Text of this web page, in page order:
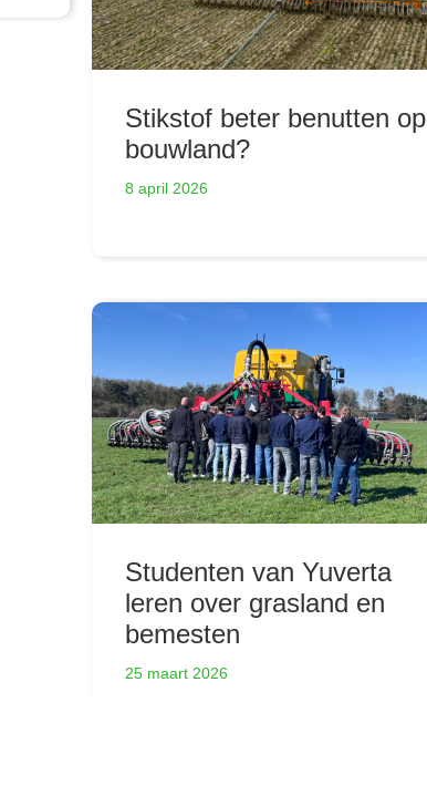
Stikstof beter benutten op
bouwland?
8 april 2026
Studenten van Yuverta
leren over grasland en
bemesten
25 maart 2026